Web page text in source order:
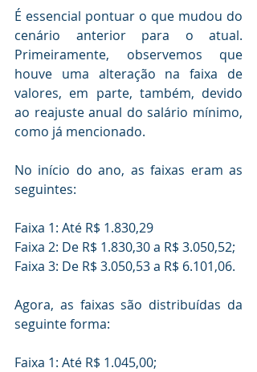
É essencial pontuar o que mudou do
cenário anterior para o atual.
Primeiramente, observemos que
houve uma alteração na faixa de
valores, em parte, também, devido
ao reajuste anual do salário mínimo,
como já mencionado.
No início do ano, as faixas eram as
seguintes:
Faixa 1: Até R$ 1.830,29
Faixa 2: De R$ 1.830,30 a R$ 3.050,52;
Faixa 3: De R$ 3.050,53 a R$ 6.101,06.
Agora, as faixas são distribuídas da
seguinte forma:
Faixa 1: Até R$ 1.045,00;